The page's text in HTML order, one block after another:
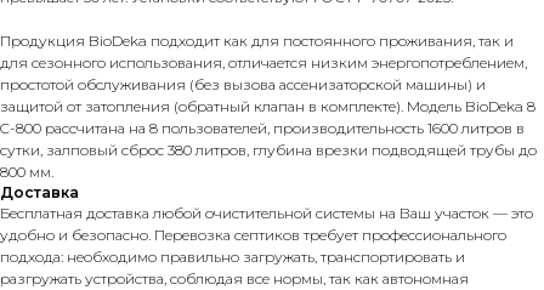
Продукция BioDeka подходит как для постоянного проживания, так и
для сезонного использования, отличается низким энергопотреблением,
простотой обслуживания (без вызова ассенизаторской машины) и
защитой от затопления (обратный клапан в комплекте). Модель BioDeka 8
C-800 рассчитана на 8 пользователей, производительность 1600 литров в
сутки, залповый сброс 380 литров, глубина врезки подводящей трубы до
800 мм.
Доставка
Бесплатная доставка любой очистительной системы на Ваш участок — это
удобно и безопасно. Перевозка септиков требует профессионального
подхода: необходимо правильно загружать, транспортировать и
разгружать устройства, соблюдая все нормы, так как автономная